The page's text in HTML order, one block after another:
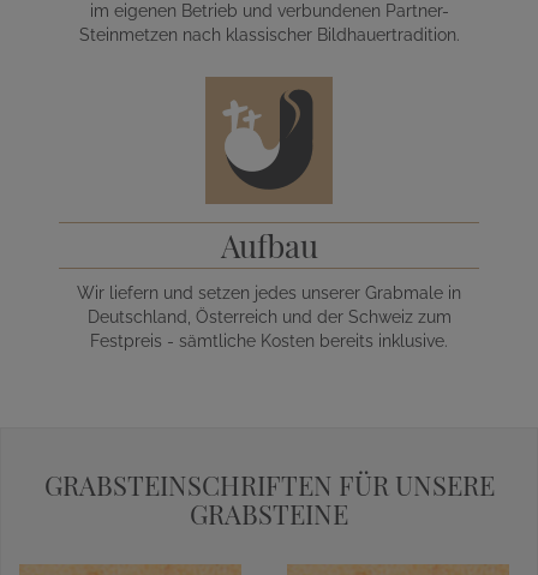
im eigenen Betrieb und verbundenen Partner-
Steinmetzen nach klassischer Bildhauertradition.
Aufbau
Wir liefern und setzen jedes unserer Grabmale in
Deutschland, Österreich und der Schweiz zum
Festpreis - sämtliche Kosten bereits inklusive.
GRABSTEINSCHRIFTEN FÜR UNSERE
GRABSTEINE